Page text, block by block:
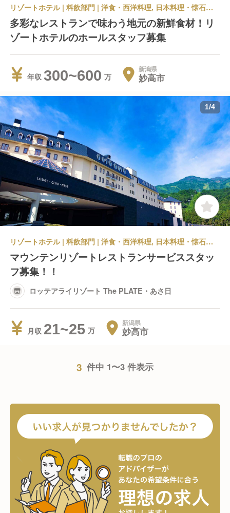
リゾートホテル | 料飲部門 | 洋食・西洋料理, 日本料理・懐石料理 | レストランサービス・ホールスタッフ
多彩なレストランで味わう地元の新鮮食材！リ
ゾートホテルのホールスタッフ募集
年収 300~600 新潟県
妙高市
1/4
リゾートホテル | 料飲部門 | 洋食・西洋料理, 日本料理・懐石料理 | レストランサービス・ホールスタッフ | ロッテアライリゾート The PLATE・あさ日
マウンテンリゾートレストランサービススタッ
フ募集！！
ロッテアライリゾート The PLATE・あさ日
月収 21~25 新潟県
妙高市
3 件中 1〜3 件表示